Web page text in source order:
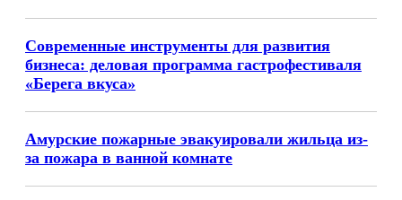
Современные инструменты для развития
бизнеса: деловая программа гастрофестиваля
«Берега вкуса»
Амурские пожарные эвакуировали жильца из-
за пожара в ванной комнате